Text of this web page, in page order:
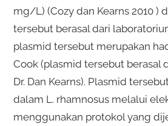
mg/L) (Cozy dan Kearns 2010 )
tersebut berasal dari
plasmid tersebut merupakan
Cook (plasmid tersebut berasal
Dr. Dan Kearns). Plasmid
dalam L. rhamnosus melalui
menggunakan protokol yang